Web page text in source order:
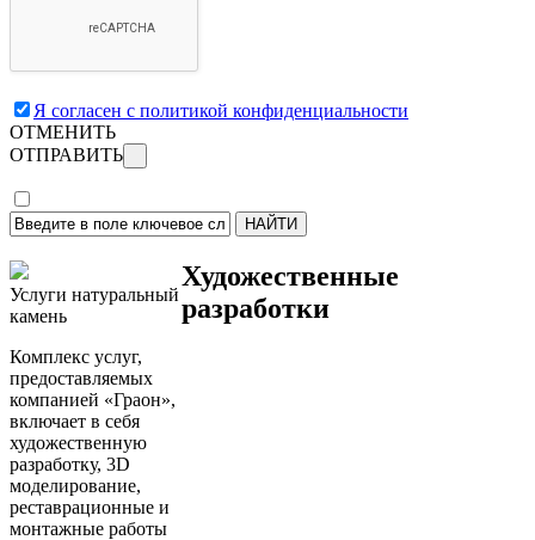
Я согласен с политикой конфиденциальности
ОТМЕНИТЬ
ОТПРАВИТЬ
Услуги натуральный
камень
Комплекс услуг,
предоставляемых
компанией «Граон»,
включает в себя
художественную
разработку, 3D
моделирование,
реставрационные и
монтажные работы
Художественные
разработки